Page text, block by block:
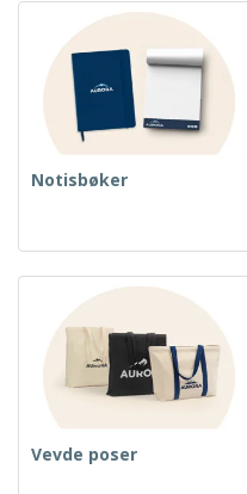
Notisbøker
Vevde poser